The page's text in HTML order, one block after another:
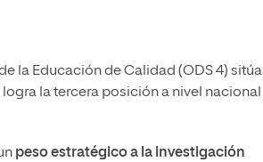
la Educación de Calidad (ODS 4) sitúa
la tercera posición a nivel nacional
peso estratégico a la investigación